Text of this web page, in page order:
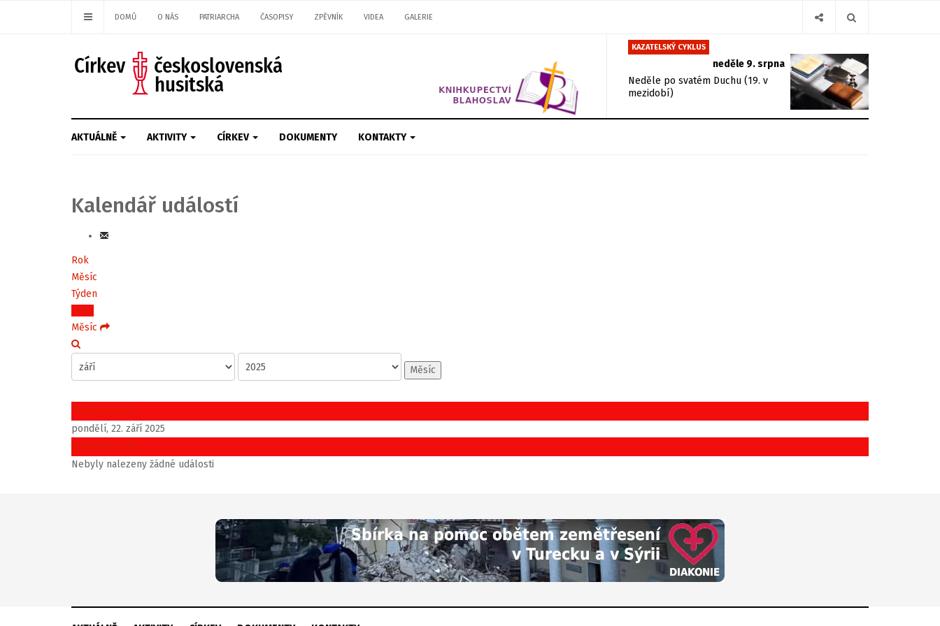
DOMŮ O NÁS PATRIARCHA ČASOPISY ZPĚVNÍK VIDEA GALERIE
KAZATELSKÝ CYKLUS
neděle 9. srpna
Neděle po svatém Duchu (19. v
mezidobí)
AKTUÁLNĚ AKTIVITY CÍRKEV DOKUMENTY KONTAKTY
Kalendář událostí
Rok
Měsíc
Týden
Dnes
Měsíc
Měsíc
Předchozí den
pondělí, 22. září 2025
Následující den
Nebyly nalezeny žádné události